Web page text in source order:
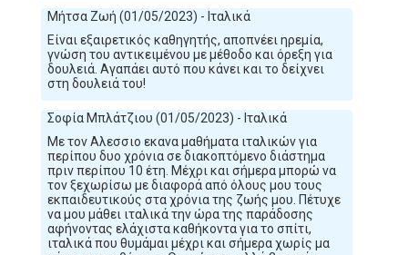
Μήτσα Ζωή (01/05/2023) - Ιταλικά
Είναι εξαιρετικός καθηγητής, αποπνέει ηρεμία,
γνώση του αντικειμένου με μέθοδο και όρεξη για
δουλειά. Αγαπάει αυτό που κάνει και το δείχνει
στη δουλειά του!
Σοφία Μπλάτζιου (01/05/2023) - Ιταλικά
Με τον Αλεσσιο εκανα μαθήματα ιταλικών για
περίπου δυο χρόνια σε διακοπτόμενο διάστημα
πριν περίπου 10 έτη. Μέχρι και σήμερα μπορώ να
τον ξεχωρίσω με διαφορά από όλους μου τους
εκπαιδευτικούς στα χρόνια της ζωής μου. Πέτυχε
να μου μάθει ιταλικά την ώρα της παράδοσης
αφήνοντας ελάχιστα καθήκοντα για το σπίτι,
ιταλικά που θυμάμαι μέχρι και σήμερα χωρίς μα